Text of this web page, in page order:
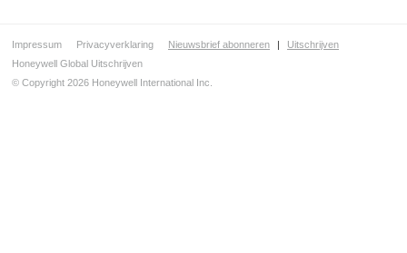
Impressum Privacyverklaring Nieuwsbrief abonneren |
Uitschrijven
Honeywell Global Uitschrijven
© Copyright 2026 Honeywell International Inc.